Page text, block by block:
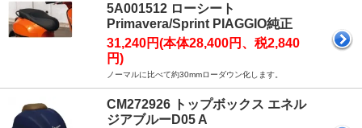
5A001512 ローシート
Primavera/Sprint PIAGGIO純正
31,240円(本体28,400円、税2,840
円)
ノーマルに比べて約30mmローダウン化します。
CM272926 トップボックス エネル
ジアブルーD05 A